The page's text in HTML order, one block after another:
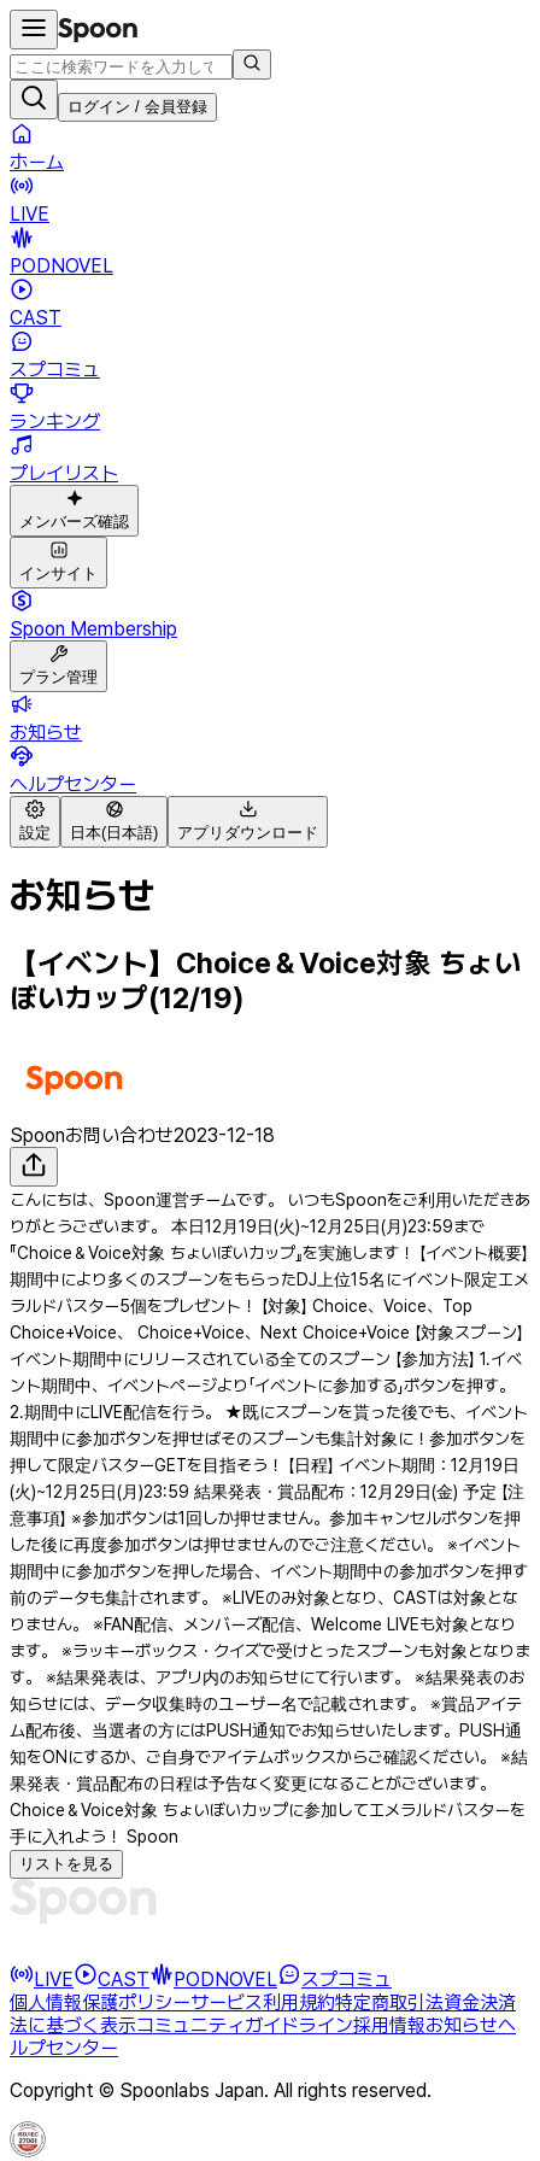
ログイン / 会員登録
ホーム
LIVE
PODNOVEL
CAST
スプコミュ
ランキング
プレイリスト
メンバーズ確認
インサイト
Spoon Membership
プラン管理
お知らせ
ヘルプセンター
設定 日本(日本語) アプリダウンロード
お知らせ
【イベント】Choice＆Voice対象 ちょい
ぼいカップ(12/19)
Spoonお問い合わせ2023-12-18
こんにちは、Spoon運営チームです。 いつもSpoonをご利用いただきあ
りがとうございます。 本日12月19日(火)~12月25日(月)23:59まで
『Choice＆Voice対象 ちょいぼいカップ』を実施します！ 【イベント概要】
期間中により多くのスプーンをもらったDJ上位15名にイベント限定エメ
ラルドバスター5個をプレゼント！ 【対象】 Choice、Voice、Top
Choice+Voice、 Choice+Voice、Next Choice+Voice 【対象スプーン】
イベント期間中にリリースされている全てのスプーン 【参加方法】 1.イベ
ント期間中、イベントページより「イベントに参加する」ボタンを押す。
2.期間中にLIVE配信を行う。 ★既にスプーンを貰った後でも、イベント
期間中に参加ボタンを押せばそのスプーンも集計対象に！参加ボタンを
押して限定バスターGETを目指そう！ 【日程】 イベント期間：12月19日
(火)~12月25日(月)23:59 結果発表・賞品配布：12月29日(金) 予定 【注
意事項】 ※参加ボタンは1回しか押せません。参加キャンセルボタンを押
した後に再度参加ボタンは押せませんのでご注意ください。 ※イベント
期間中に参加ボタンを押した場合、イベント期間中の参加ボタンを押す
前のデータも集計されます。 ※LIVEのみ対象となり、CASTは対象とな
りません。 ※FAN配信、メンバーズ配信、Welcome LIVEも対象となり
ます。 ※ラッキーボックス・クイズで受けとったスプーンも対象となりま
す。 ※結果発表は、アプリ内のお知らせにて行います。 ※結果発表のお
知らせには、データ収集時のユーザー名で記載されます。 ※賞品アイテ
ム配布後、当選者の方にはPUSH通知でお知らせいたします。PUSH通
知をONにするか、ご自身でアイテムボックスからご確認ください。 ※結
果発表・賞品配布の日程は予告なく変更になることがございます。
Choice＆Voice対象 ちょいぼいカップに参加してエメラルドバスターを
手に入れよう！ Spoon
リストを見る
LIVE CAST PODNOVEL
スプコミュ
個人情報保護ポリシーサービス利用規約特定商取引法資金決済
法に基づく表示コミュニティガイドライン採用情報お知らせヘ
ルプセンター
Copyright © Spoonlabs Japan. All rights reserved.